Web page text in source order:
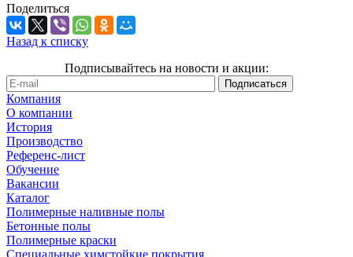
Поделиться
Назад к списку
Подписывайтесь на новости и акции:
Компания
О компании
История
Производство
Референс-лист
Обучение
Вакансии
Каталог
Полимерные наливные полы
Бетонные полы
Полимерные краски
Специальные химстойкие покрытия